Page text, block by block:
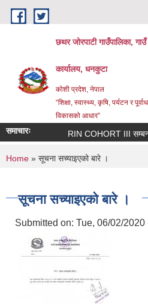
Skip to main content
छथर जोरपाटी गाउँपालिका, गाउँ
कार्यालय, धनकुटा
कोशी प्रदेश, नेपाल
“शिक्षा, स्वास्थ्य, कृषि, पर्यटन र
विकासको आधार”
समाचारः RIN COHORT III
You are here
Home » सूचना सच्याइएको बारे ।
सूचना सच्याइएको बारे ।
Submitted on: Tue, 06/02/2020